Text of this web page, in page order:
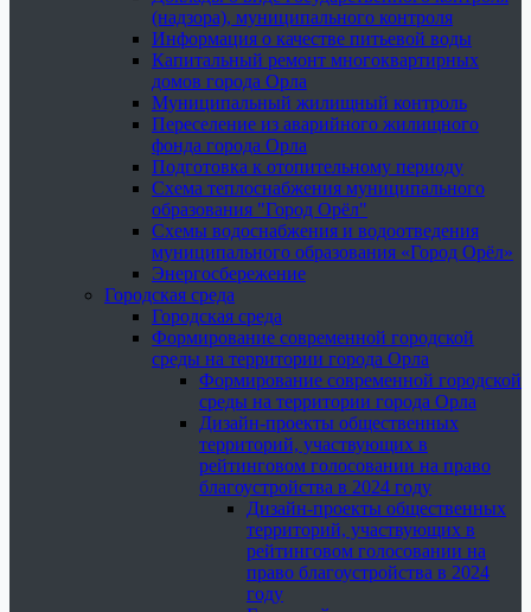
(надзора), муниципального контроля
Информация о качестве питьевой воды
Капитальный ремонт многоквартирных
домов города Орла
Муниципальный жилищный контроль
Переселение из аварийного жилищного
фонда города Орла
Подготовка к отопительному периоду
Схема теплоснабжения муниципального
образования "Город Орёл"
Схемы водоснабжения и водоотведения
муниципального образования «Город Орёл»
Энергосбережение
Городская среда
Городская среда
Формирование современной городской
среды на территории города Орла
Формирование современной городской
среды на территории города Орла
Дизайн-проекты общественных
территорий, участвующих в
рейтинговом голосовании на право
благоустройства в 2024 году
Дизайн-проекты общественных
территорий, участвующих в
рейтинговом голосовании на
право благоустройства в 2024
году